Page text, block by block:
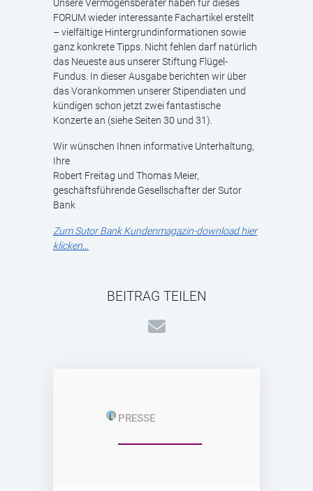
Unsere Vermögensberater haben für dieses
FORUM wieder interessante Fachartikel erstellt
– vielfältige Hintergrundinformationen sowie
ganz konkrete Tipps. Nicht fehlen darf natürlich
das Neueste aus unserer Stiftung Flügel-
Fundus. In dieser Ausgabe berichten wir über
das Vorankommen unserer Stipendiaten und
kündigen schon jetzt zwei fantastische
Konzerte an (siehe Seiten 30 und 31).
Wir wünschen Ihnen informative Unterhaltung,
Ihre
Robert Freitag und Thomas Meier,
geschäftsführende Gesellschafter der Sutor
Bank
Zum Sutor Bank Kundenmagazin-download hier
klicken…
BEITRAG TEILEN
PRESSE